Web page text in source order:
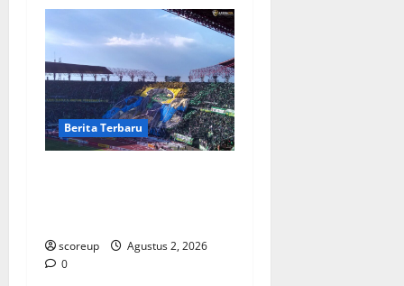
Berita Terbaru
scoreup
Agustus 2, 2026
0